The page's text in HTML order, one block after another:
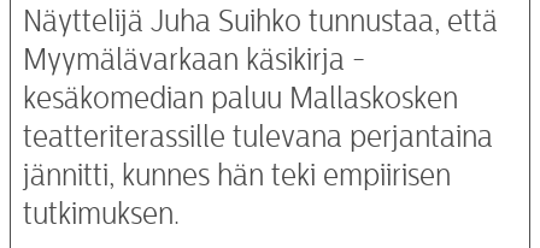
Näyttelijä Juha Suihko tunnustaa, että
Myymälävarkaan käsikirja -
kesäkomedian paluu Mallaskosken
teatteriterassille tulevana perjantaina
jännitti, kunnes hän teki empiirisen
tutkimuksen.